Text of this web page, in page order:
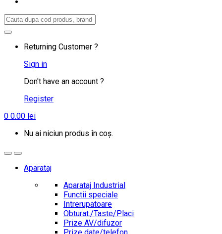
Search
Returning Customer ?
Sign in
Don't have an account ?
Register
0 0.00 lei
Nu ai niciun produs în coș.
Aparataj
Aparataj Industrial
Functii speciale
Intrerupatoare
Obturat./Taste/Placi
Prize AV/difuzor